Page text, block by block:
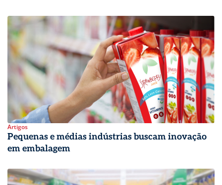
Artigos
Pequenas e médias indústrias buscam inovação
em embalagem